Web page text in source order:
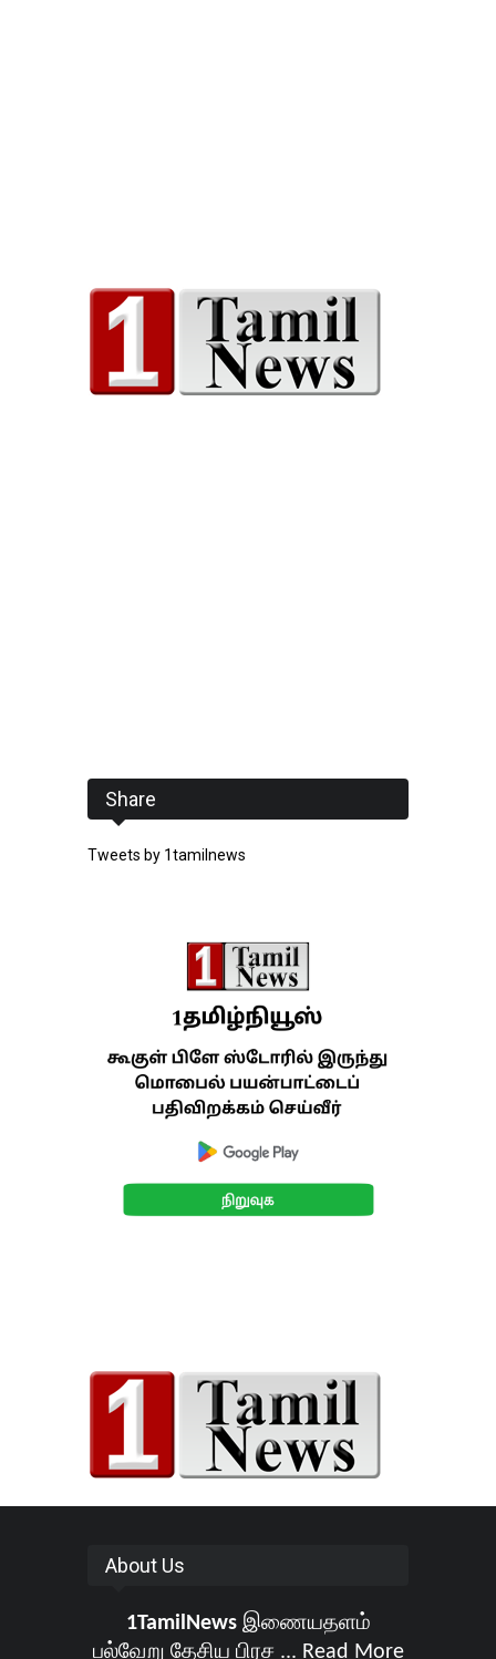
Share
Tweets by 1tamilnews
About Us
1TamilNewsஇணையதளம்
பல்வேறு தேசிய பிரச ... Read More